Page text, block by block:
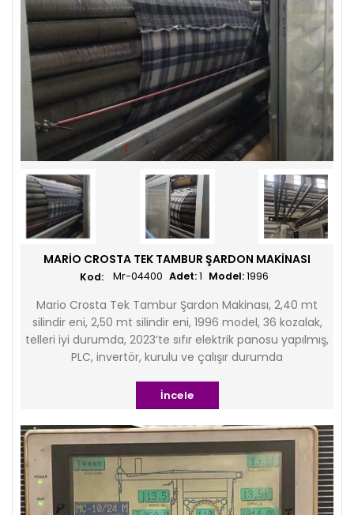
MARIO CROSTA TEK TAMBUR ŞARDON MAKINASI
Adet:1 Model:1996
Mr-04400
Mario Crosta Tek Tambur Şardon Makinası, 2,40 mt
silindir eni, 2,50 mt silindir eni, 1996 model, 36 kozalak,
telleri iyi durumda, 2023’te sıfır elektrik panosu yapılmış,
PLC, invertör, kurulu ve çalışır durumda
İncele